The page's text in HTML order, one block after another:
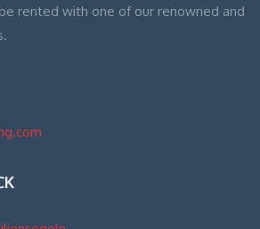
rented with one of our renowned and